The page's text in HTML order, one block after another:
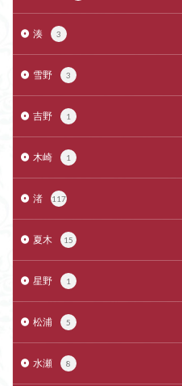
湊 3
雪野 3
吉野 1
木崎 1
渚 117
夏木 15
星野 1
松浦 5
水瀬 8